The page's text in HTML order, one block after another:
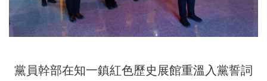
黨員幹部在知一鎮紅色歷史展館重溫入黨誓詞